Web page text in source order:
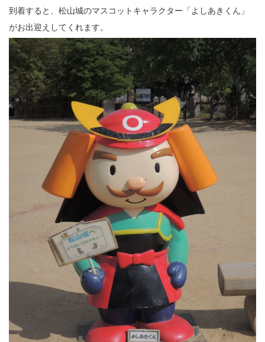
到着すると、松山城のマスコットキャラクター「よしあきくん」
がお出迎えしてくれます。